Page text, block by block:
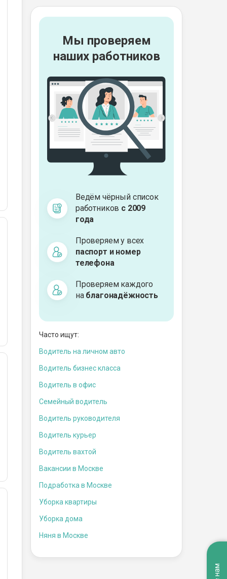
Мы проверяем
наших работников
Ведём чёрный список
работников с 2009
года
Проверяем у всех
паспорт и номер
телефона
Проверяем каждого
на благонадёжность
Часто ищут:
Водитель на личном авто
Водитель бизнес класса
Водитель в офис
Семейный водитель
Водитель руководителя
Водитель курьер
Водитель вахтой
Вакансии в Москве
Подработка в Москве
Уборка квартиры
Уборка дома
Няня в Москве